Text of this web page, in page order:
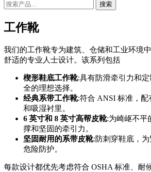
搜索
工作靴
我们的工作靴专为建筑、仓储和工业环境
舒适的专业人士设计。该系列包括
楔形鞋底工作靴:具有防滑牵引力和
全的理想选择。
经典系带工作靴:符合 ANSI 标准，配
和吸湿衬里。
6 英寸和 8 英寸高帮皮靴:为崎岖不平
撑和坚固的牵引力。
坚固耐用的系带皮靴:防刺穿鞋底，
危险防护。
每款设计都优先考虑符合 OSHA 标准、耐